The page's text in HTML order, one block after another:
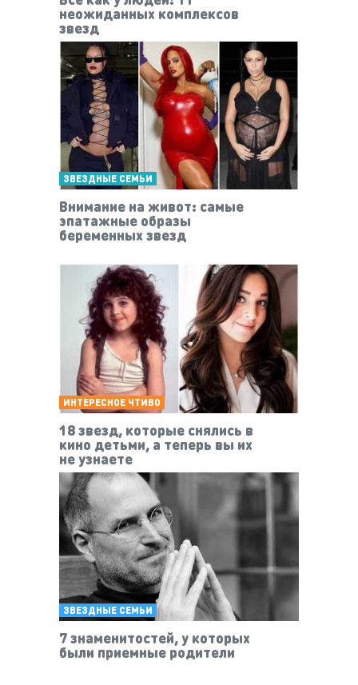
неожиданных комплексов
звезд
ЗВЕЗДНЫЕ СЕМЬИ
Внимание на живот: самые
эпатажные образы
беременных звезд
ИНТЕРЕСНОЕ ЧТИВО
18 звезд, которые снялись в
кино детьми, а теперь вы их
не узнаете
ЗВЕЗДНЫЕ СЕМЬИ
7 знаменитостей, у которых
были приемные родители